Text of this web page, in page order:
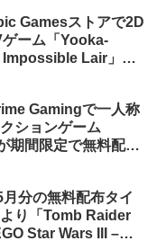
Gamesストアで2D
ーム「Yooka-
Lair」が
Gamingで一人称
ションゲーム
期間限定で無料配布
分の無料配布タイ
より「Tomb Raider
Star Wars III –